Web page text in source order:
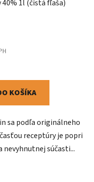
1l (čistá fľaša)
KOŠÍKA
sa podľa originálneho
receptúry je popri
súčasti...